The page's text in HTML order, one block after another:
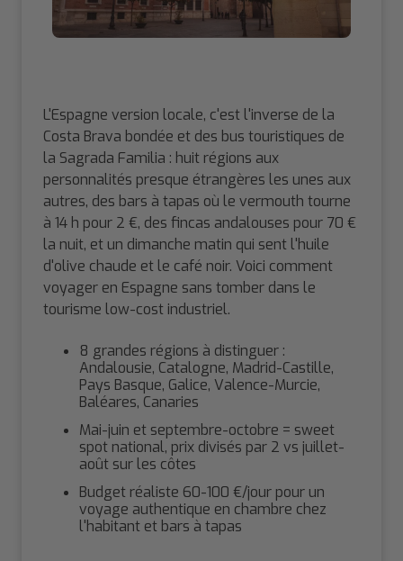
L'Espagne version locale, c'est l'inverse de la
Costa Brava bondée et des bus touristiques de
la Sagrada Familia : huit régions aux
personnalités presque étrangères les unes aux
autres, des bars à tapas où le vermouth tourne
à 14 h pour 2 €, des fincas andalouses pour 70 €
la nuit, et un dimanche matin qui sent l'huile
d'olive chaude et le café noir. Voici comment
voyager en Espagne sans tomber dans le
tourisme low-cost industriel.
8 grandes régions à distinguer :
Andalousie, Catalogne, Madrid-Castille,
Pays Basque, Galice, Valence-Murcie,
Baléares, Canaries
Mai-juin et septembre-octobre = sweet
spot national, prix divisés par 2 vs juillet-
août sur les côtes
Budget réaliste 60-100 €/jour pour un
voyage authentique en chambre chez
l'habitant et bars à tapas